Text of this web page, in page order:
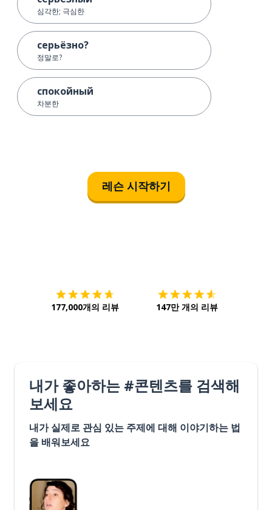
심각한; 극심한
серьёзно?
정말로?
спокойный
차분한
레슨 시작하기
177,000개의 리뷰 147만 개의 리뷰
내가 좋아하는 #콘텐츠를 검색해
보세요
내가 실제로 관심 있는 주제에 대해 이야기하는 법
을 배워보세요